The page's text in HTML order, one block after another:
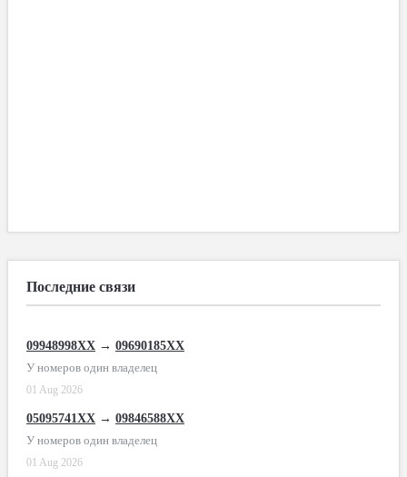
Последние связи
09948998XX → 09690185XX
У номеров один владелец
01 Aug 2026
05095741XX → 09846588XX
У номеров один владелец
01 Aug 2026